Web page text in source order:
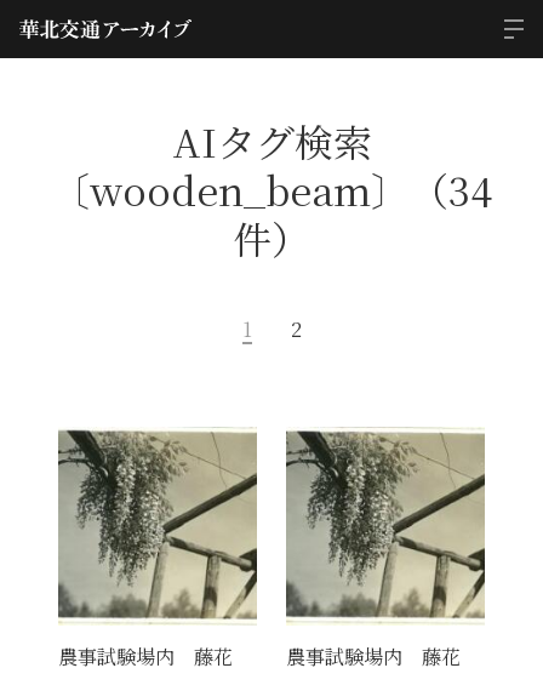
AIタグ検索
〔wooden_beam〕（34
件）
1 2
農事試験場内 藤花 農事試験場内 藤花